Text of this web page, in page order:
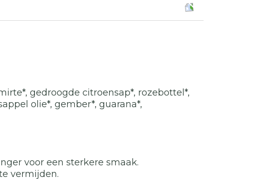
gedroogde citroensap*, rozebottel*,
olie*, gember*, guarana*,
voor een sterkere smaak.
vermijden.